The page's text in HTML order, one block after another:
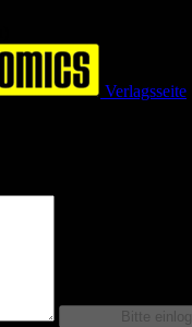
Verlagsseite